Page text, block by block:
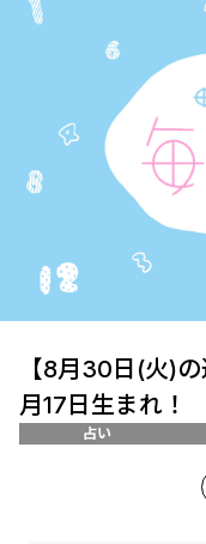
【8月30日(火)
月17日生まれ！
占い